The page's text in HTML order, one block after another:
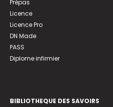
Prépas
Licence
Licence Pro
DN Made
PASS
Diplome infirmier
BIBLIOTHEQUE DES SAVOIRS